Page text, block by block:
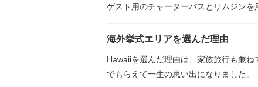
ゲスト用のチャーターバスとリムジンを
海外挙式エリアを選んだ理由
Hawaiiを選んだ理由は、家族旅行も兼
でもらえて一生の思い出になりました。